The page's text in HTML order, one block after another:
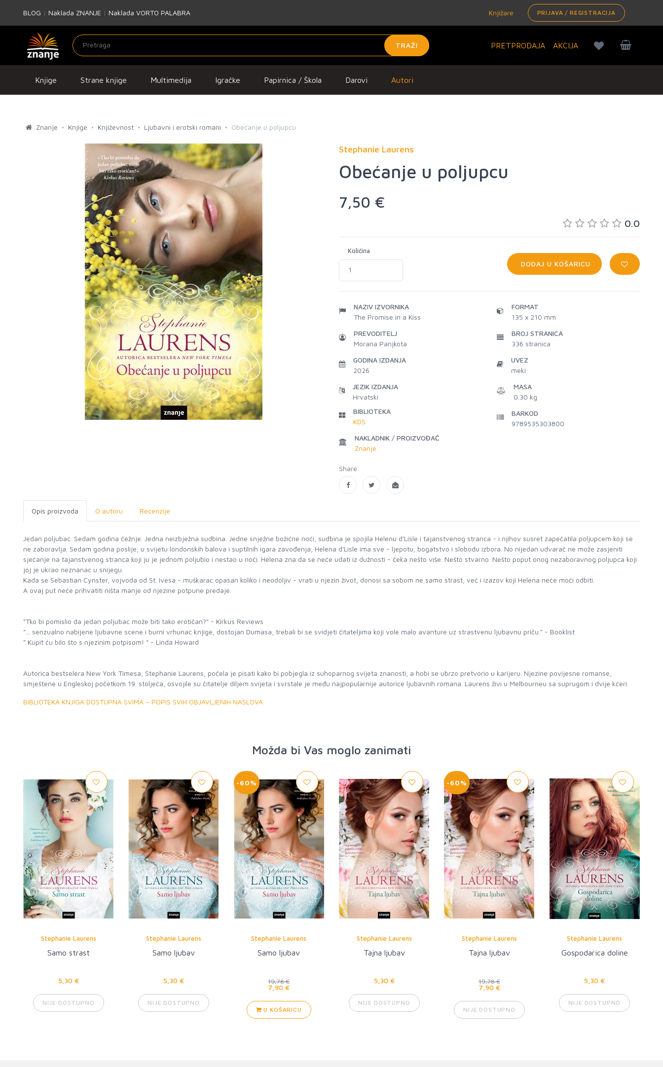
BLOG | Naklada ZNANJE | Naklada VORTO PALABRA Knjižare PRIJAVA / REGISTRACIJA
TRAŽI PRETPRODAJA AKCIJA
Knjige Strane knjige Multimedija Igračke Papirnica / Škola Darovi Autori
Znanje Knjige Književnost Ljubavni i erotski romani Obećanje u poljupcu
Stephanie Laurens
Obećanje u poljupcu
7,50 €
0.0
Količina
DODAJ U KOŠARICU
NAZIV IZVORNIKA
The Promise in a Kiss
PREVODITELJ
Morana Panjkota
GODINA IZDANJA
2026
JEZIK IZDANJA
Hrvatski
BIBLIOTEKA
KDS
NAKLADNIK / PROIZVOĐAČ
Znanje
FORMAT
135 x 210 mm
BROJ STRANICA
336 stranica
UVEZ
meki
MASA
0.30 kg
BARKOD
9789535303800
Share:
Opis proizvoda O autoru Recenzije
Jedan poljubac. Sedam godina čežnje. Jedna neizbježna sudbina. Jedne snježne božićne noći, sudbina je spojila Helenu d'Lisle i tajanstvenog stranca - i njihov susret zapečatila poljupcem koji se
ne zaboravlja. Sedam godina poslije, u svijetu londonskih balova i suptilnih igara zavođenja, Helena d'Lisle ima sve - ljepotu, bogatstvo i slobodu izbora. No nijedan udvarač ne može zasjeniti
sjećanje na tajanstvenog stranca koji ju je jednom poljubio i nestao u noći. Helena zna da se neće udati iz dužnosti - čeka nešto više. Nešto stvarno. Nešto poput onog nezaboravnog poljupca koji
joj je ukrao neznanac u snijegu.
Kada se Sebastian Cynster, vojvoda od St. Ivesa - muškarac opasan koliko i neodoljiv - vrati u njezin život, donosi sa sobom ne samo strast, već i izazov koji Helena neće moći odbiti.
A ovaj put neće prihvatiti ništa manje od njezine potpune predaje.
"Tko bi pomislio da jedan poljubac može biti tako erotičan?" - Kirkus Reviews
"... senzualno nabijene ljubavne scene i burni vrhunac knjige, dostojan Dumasa, trebali bi se svidjeti čitateljima koji vole malo avanture uz strastvenu ljubavnu priču." - Booklist
" Kupit ću bilo što s njezinim potpisom! " - Linda Howard
Autorica bestselera New York Timesa, Stephanie Laurens, počela je pisati kako bi pobjegla iz suhoparnog svijeta znanosti, a hobi se ubrzo pretvorio u karijeru. Njezine povijesne romanse,
smještene u Engleskoj početkom 19. stoljeća, osvojile su čitatelje diljem svijeta i svrstale je među najpopularnije autorice ljubavnih romana. Laurens živi u Melbourneu sa suprugom i dvije kćeri.
BIBLIOTEKA KNJIGA DOSTUPNA SVIMA – POPIS SVIH OBJAVLJENIH NASLOVA
Možda bi Vas moglo zanimati
Stephanie Laurens
Samo strast
5,30 €
NIJE DOSTUPNO
Stephanie Laurens
Samo ljubav
5,30 €
NIJE DOSTUPNO
-60%
Stephanie Laurens
Samo ljubav
19,78 €
7,90 €
U KOŠARICU
Stephanie Laurens
Tajna ljubav
5,30 €
NIJE DOSTUPNO
-60%
Stephanie Laurens
Tajna ljubav
19,78 €
7,90 €
NIJE DOSTUPNO
Stephanie Laurens
Gospodarica doline
5,30 €
NIJE DOSTUPNO